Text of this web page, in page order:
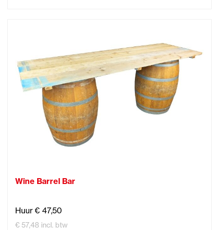
Wine Barrel Bar
Huur € 47,50
€ 57,48 incl. btw